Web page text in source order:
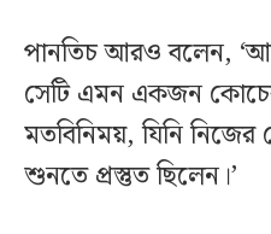
পানতিচ আরও বলেন,
সেটি এমন একজন কোচের
মতবিনিময়, যিনি
শুনতে প্রস্তুত ছিলেন।’